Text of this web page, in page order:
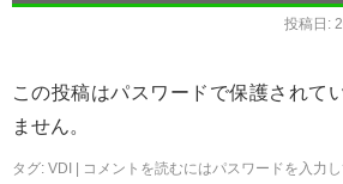
投稿日:
この投稿はパスワードで保護されて
ません。
タグ: VDI コメントを読むにはパスワードを入力し